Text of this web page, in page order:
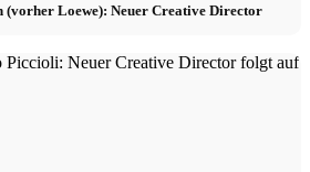
(vorher Loewe): Neuer Creative Director